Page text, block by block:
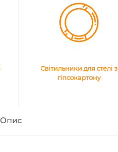
Світильники для стелі з
гіпсокартону
Опис